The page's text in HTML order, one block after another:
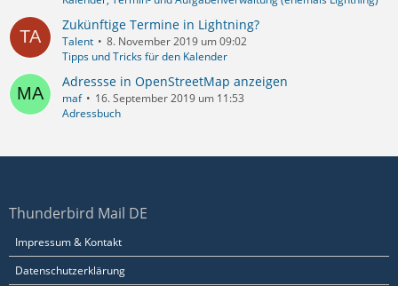
Zukünftige Termine in Lightning?
Talent
8. November 2019 um 09:02
Tipps und Tricks für den Kalender
Adressse in OpenStreetMap anzeigen
maf
16. September 2019 um 11:53
Adressbuch
Thunderbird Mail DE
Impressum & Kontakt
Datenschutzerklärung